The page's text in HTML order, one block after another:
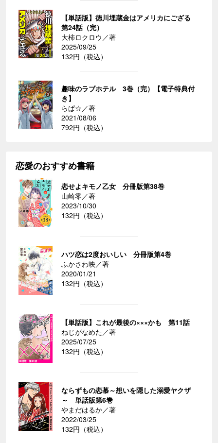
【単話版】徳川埋蔵金はアメリカにござる
第24話（完）
大柿ロクロウ／著
2025/09/25
132円（税込）
趣味のラブホテル 3巻（完）【電子特典付
き】
らぱ☆／著
2021/08/06
792円（税込）
恋愛のおすすめ書籍
恋せよキモノ乙女 分冊版第38巻
山崎零／著
2023/10/30
132円（税込）
ハツ恋は2度おいしい 分冊版第4巻
ふかさわ映／著
2020/01/21
132円（税込）
【単話版】これが最後の×××かも 第11話
ねじがなめた／著
2025/07/25
132円（税込）
ならずもの恋慕～想いを隠した溺愛ヤクザ
～ 単話版第6巻
やまだはるか／著
2022/03/25
132円（税込）